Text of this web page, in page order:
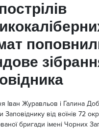
Іван Журавльов і Галина
Заповіднику від воїнів 72
бригади імені Чорних